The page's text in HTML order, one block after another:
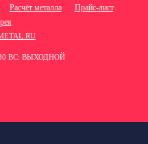
Расчёт металла
Прайс-лист
ВС: ВЫХОДНОЙ